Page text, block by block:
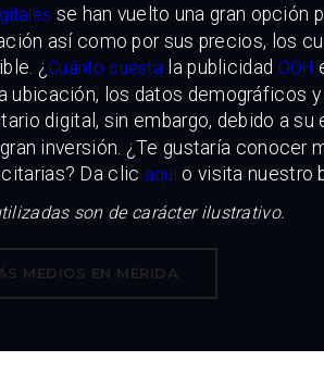
se han vuelto una gran opción
así como por sus precios, los
¿ Cuánto cuesta la publicidad OOH
ubicación, los datos demográficos
digital, sin embargo, debido a su
inversión. ¿Te gustaría conocer
Da clic aquío visita nuestro
son de carácter ilustrativo.
MEDIOS EN MÉRIDA